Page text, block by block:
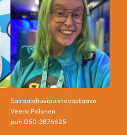
Sairaalahuvipuisto­vastaava
Veera Palonen
puh 050 3876625